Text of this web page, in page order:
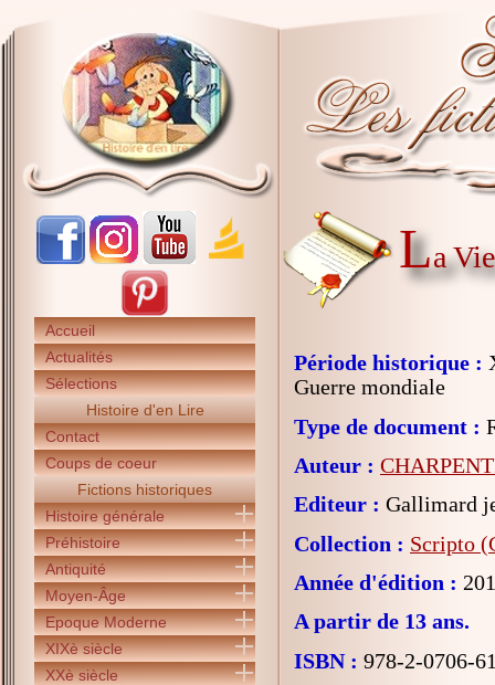
Accueil
Actualités
Sélections
Histoire d'en Lire
Contact
Coups de coeur
Fictions historiques
Histoire générale
Préhistoire
Antiquité
Moyen-Âge
Epoque Moderne
XIXè siècle
XXè siècle
La
Période historique :
Guerre mondiale
Type de document :
Auteur :
Editeur : Gallimard
Collection : Scripto
Année d'édition :
A partir de 13 ans.
ISBN : 978-2-0706-